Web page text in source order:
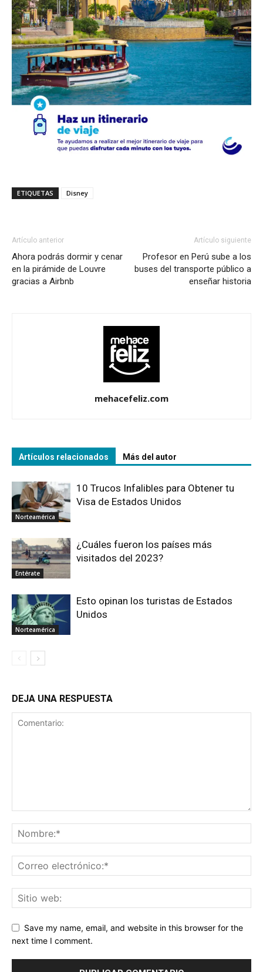
ETIQUETAS Disney
Artículo anterior
Ahora podrás dormir y cenar
en la pirámide de Louvre
gracias a Airbnb
Artículo siguiente
Profesor en Perú sube a los
buses del transporte público a
enseñar historia
mehacefeliz.com
Artículos relacionados Más del autor
Norteamérica
10 Trucos Infalibles para Obtener tu
Visa de Estados Unidos
Entérate
¿Cuáles fueron los países más
visitados del 2023?
Norteamérica
Esto opinan los turistas de Estados
Unidos
DEJA UNA RESPUESTA
Save my name, email, and website in this browser for the
next time I comment.